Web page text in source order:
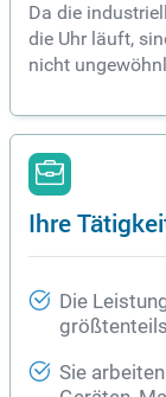
Da die
die Uhr läuft,
nicht
Ihre
Die
Sie